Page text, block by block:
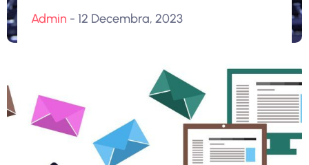
Admin - 12 Decembra, 2023